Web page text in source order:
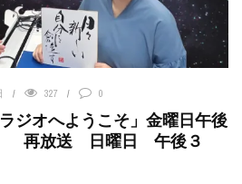
327 0
ジオへようこそ」金曜日午後
再放送 日曜日 午後３